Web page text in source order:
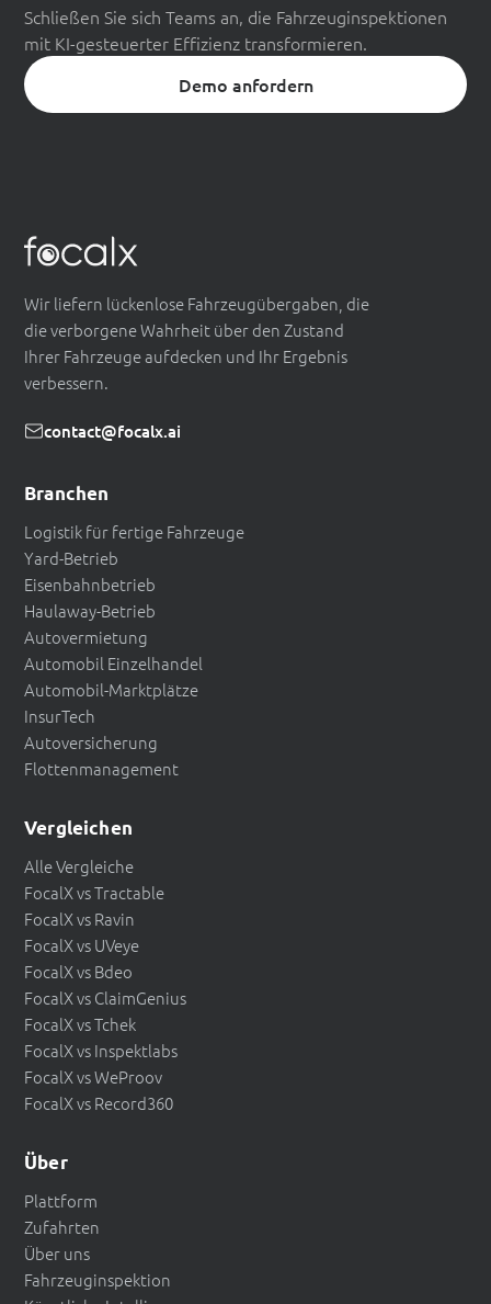
Schließen Sie sich Teams an, die Fahrzeuginspektionen
mit KI-gesteuerter Effizienz transformieren.
Demo anfordern
Wir liefern lückenlose Fahrzeugübergaben, die
die verborgene Wahrheit über den Zustand
Ihrer Fahrzeuge aufdecken und Ihr Ergebnis
verbessern.
contact@focalx.ai
Branchen
Logistik für fertige Fahrzeuge
Yard-Betrieb
Eisenbahnbetrieb
Haulaway-Betrieb
Autovermietung
Automobil Einzelhandel
Automobil-Marktplätze
InsurTech
Autoversicherung
Flottenmanagement
Vergleichen
Alle Vergleiche
FocalX vs Tractable
FocalX vs Ravin
FocalX vs UVeye
FocalX vs Bdeo
FocalX vs ClaimGenius
FocalX vs Tchek
FocalX vs Inspektlabs
FocalX vs WeProov
FocalX vs Record360
Über
Plattform
Zufahrten
Über uns
Fahrzeuginspektion